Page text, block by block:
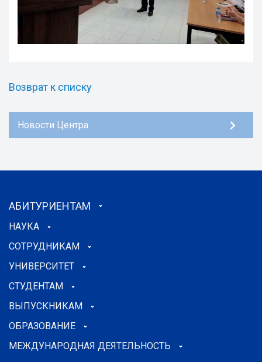
Возврат к списку
Новости Центра
АБИТУРИЕНТАМ
НАУКА
СОТРУДНИКАМ
УНИВЕРСИТЕТ
СТУДЕНТАМ
ВЫПУСКНИКАМ
ОБРАЗОВАНИЕ
МЕЖДУНАРОДНАЯ ДЕЯТЕЛЬНОСТЬ